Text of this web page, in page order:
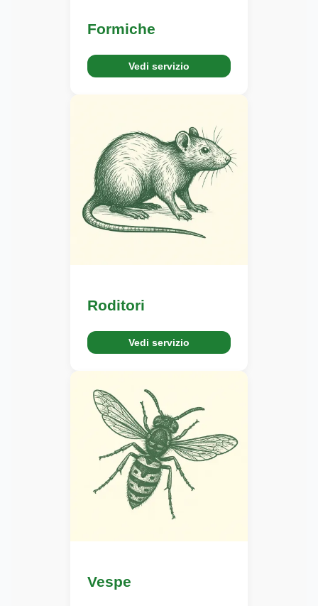
Formiche
Vedi servizio
Roditori
Vedi servizio
Vespe